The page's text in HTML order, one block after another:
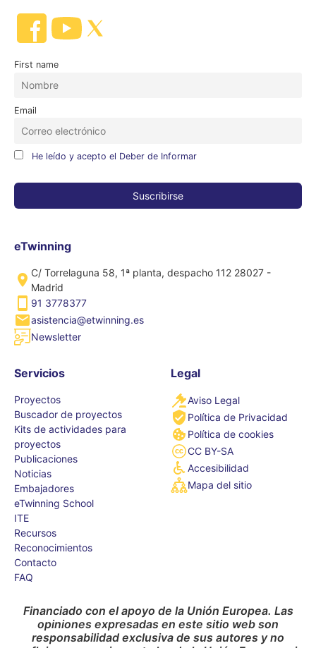
First name
Email
He leído y acepto el Deber de Informar
eTwinning
C/ Torrelaguna 58, 1ª planta, despacho 112 28027 -
Madrid
91 3778377
asistencia@etwinning.es
Newsletter
Servicios
Proyectos
Buscador de proyectos
Kits de actividades para
proyectos
Publicaciones
Noticias
Embajadores
eTwinning School
ITE
Recursos
Reconocimientos
Contacto
FAQ
Legal
Aviso Legal
Política de Privacidad
Política de cookies
CC BY-SA
Accesibilidad
Mapa del sitio
Financiado con el apoyo de la Unión Europea. Las
opiniones expresadas en este sitio web son
responsabilidad exclusiva de sus autores y no